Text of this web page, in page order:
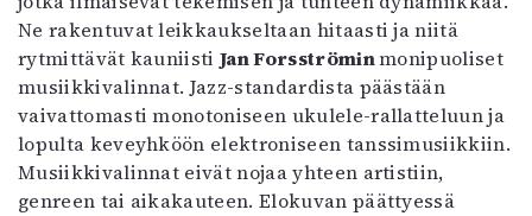
Ne rakentuvat leikkaukseltaan hitaasti ja niitä
rytmittävät kauniistiJan Forsströminmonipuoliset
musiikkivalinnat. Jazz-standardista päästään
vaivattomasti monotoniseen ukulele-rallatteluun ja
lopulta keveyhköön elektroniseen tanssimusiikkiin.
Musiikkivalinnat eivät nojaa yhteen artistiin,
genreen tai aikakauteen. Elokuvan päättyessä